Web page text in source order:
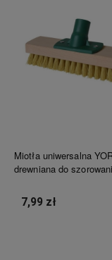
Miotła uniwersalna
drewniana do
7,99 zł